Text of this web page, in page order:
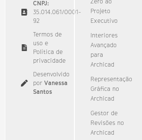
CNPJ:
35.014.061/0001-
92​
Termos de
uso e
Política de
privacidade
Desenvolvido
por Vanessa
Santos
Projeto
Executivo
Interiores
Avançado
para
Archicad
Representação
Gráfica no
Archicad
Gestor de
Revisões no
Archicad